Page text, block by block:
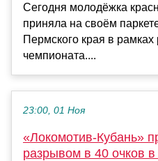
Сегодня молодёжка
приняла на своём
Пермского края в рамках
чемпионата....
23:00, 01 Ноя
«Локомотив-Кубань»
разрывом в 40 очков